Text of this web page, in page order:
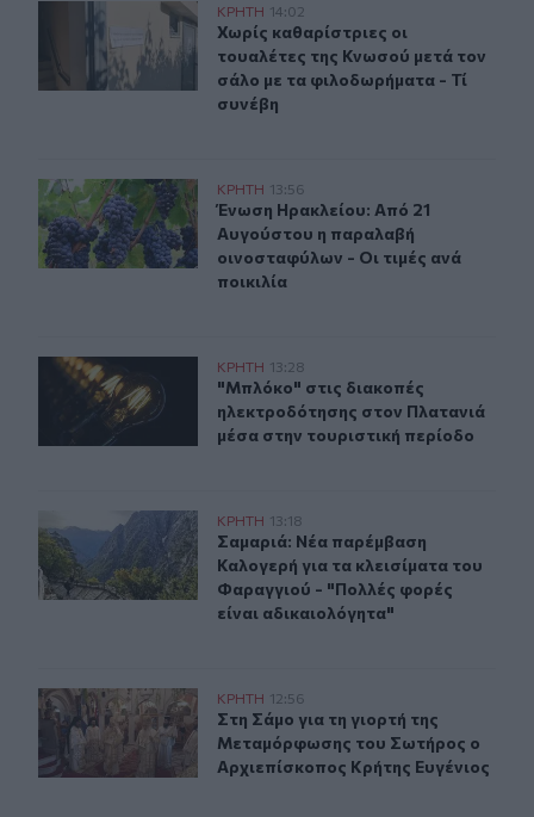
Χωρίς καθαρίστριες οι τουαλέτες της Κνωσού μετά
ΚΡΗΤΗ 14:02
Χωρίς καθαρίστριες οι τουαλέτες
Χωρίς καθαρίστριες οι
τουαλέτες της Κνωσού μετά τον
σάλο με τα φιλοδωρήματα - Τί
συνέβη
Ένωση Ηρακλείου: Από 21 Αυγούστου η παραλαβή
ΚΡΗΤΗ 13:56
Ένωση Ηρακλείου: Από 21
Ένωση Ηρακλείου: Από 21
Αυγούστου η παραλαβή
οινοσταφύλων - Οι τιμές ανά
ποικιλία
"Μπλόκο" στις διακοπές ηλεκτροδότησης στον
ΚΡΗΤΗ 13:28
"Μπλόκο" στις διακοπές
"Μπλόκο" στις διακοπές
ηλεκτροδότησης στον Πλατανιά
μέσα στην τουριστική περίοδο
Σαμαριά: Νέα παρέμβαση Καλογερή για τα κλεισίματα
ΚΡΗΤΗ 13:18
Σαμαριά: Νέα παρέμβαση Καλογερή
Σαμαριά: Νέα παρέμβαση
Καλογερή για τα κλεισίματα του
Φαραγγιού - "Πολλές φορές
είναι αδικαιολόγητα"
Στη Σάμο για τη γιορτή της Μεταμόρφωσης του
ΚΡΗΤΗ 12:56
Στη Σάμο για τη γιορτή της
Στη Σάμο για τη γιορτή της
Μεταμόρφωσης του Σωτήρος ο
Αρχιεπίσκοπος Κρήτης Ευγένιος